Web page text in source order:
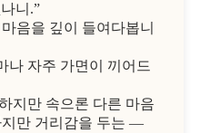
니.”
음을 깊이 들여다봅니
나 자주 가면이 끼어드
지만 속으론 다른 마음
지만 거리감을 두는 —